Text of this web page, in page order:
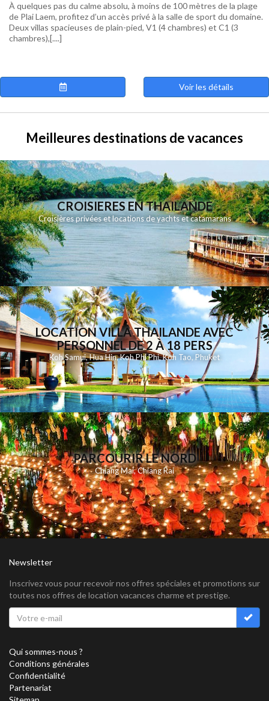
À quelques pas du calme absolu, à moins de 100 mètres de la plage
de Plai Laem, profitez d’un accès privé à la salle de sport du domaine.
Deux villas spacieuses de plain-pied, V1 (4 chambres) et C1 (3
chambres),[....]
Voir les détails
Meilleures destinations de vacances
CROISIERES EN THAILANDE
Croisières privées et locations de yachts et catamarans
LOCATION VILLA THAILANDE AVEC
PERSONNEL DE 2 À 18 PERS
Koh Samui,Hua Hin,Koh Phi Phi,Koh Tao, Phuket
PARCOURIR LE NORD
Chiang Mai,Chiang Rai
Newsletter
Inscrivez vous pour recevoir nos offres spéciales et promotions sur
toutes nos offres de location vacances charme et prestige.
Qui sommes-nous ?
Conditions générales
Confidentialité
Partenariat